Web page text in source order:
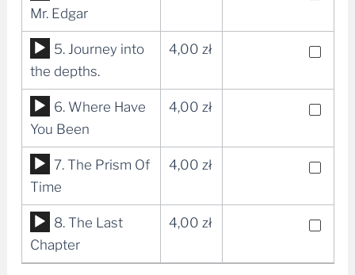
plików
dźwiękowych
Mr. Edgar
Odtwarzacz
plików
dźwiękowych
5. Journey into
the depths.
4,00 zł
Odtwarzacz
plików
dźwiękowych
6. Where Have
You Been
4,00 zł
Odtwarzacz
plików
dźwiękowych
7. The Prism Of
Time
4,00 zł
Odtwarzacz
plików
dźwiękowych
8. The Last
Chapter
4,00 zł